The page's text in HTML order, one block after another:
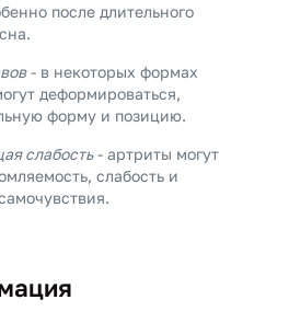
после длительного
- в некоторых формах
деформироваться,
форму и позицию.
слабость- артриты могут
слабость и